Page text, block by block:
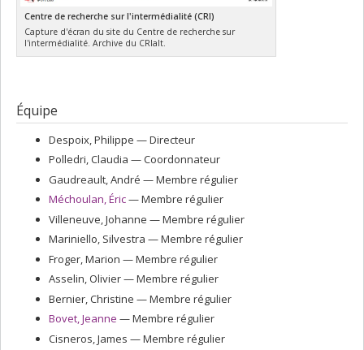
Centre de recherche sur l'intermédialité (CRI)
Capture d'écran du site du Centre de recherche sur
l'intermédialité. Archive du CRIalt.
Équipe
Despoix, Philippe — Directeur
Polledri, Claudia — Coordonnateur
Gaudreault, André — Membre régulier
Méchoulan, Éric— Membre régulier
Villeneuve, Johanne — Membre régulier
Mariniello, Silvestra — Membre régulier
Froger, Marion — Membre régulier
Asselin, Olivier— Membre régulier
Bernier, Christine — Membre régulier
Bovet, Jeanne — Membre régulier
Cisneros, James — Membre régulier